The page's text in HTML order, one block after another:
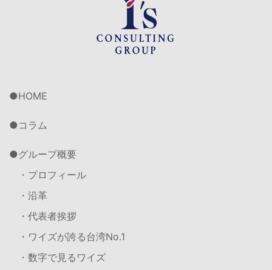
HOME
コラム
グループ概要
・プロフィール
・沿革
・代表者挨拶
・ワイズが誇る台湾No.1
・数字で見るワイズ